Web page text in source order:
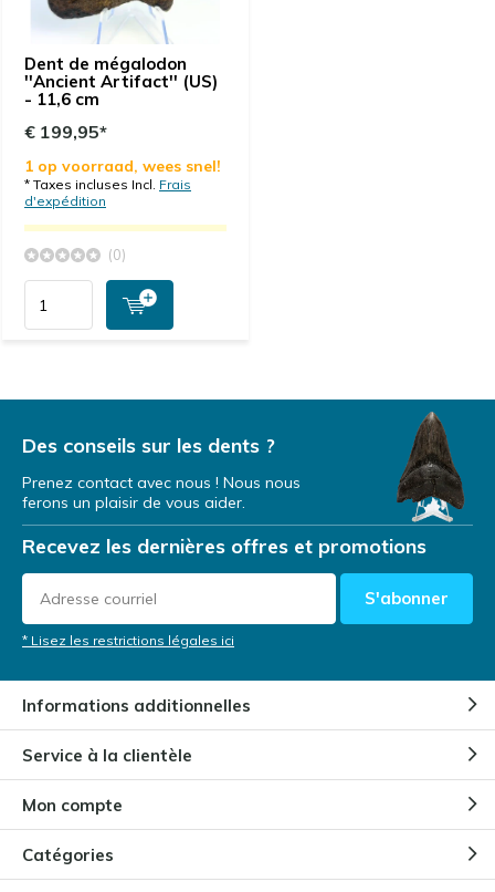
Dent de mégalodon
''Ancient Artifact'' (US)
- 11,6 cm
€ 199,95*
1 op voorraad, wees snel!
* Taxes incluses Incl. Frais
d'expédition
(0)
Des conseils sur les dents ?
Prenez contact avec nous ! Nous nous
ferons un plaisir de vous aider.
Recevez les dernières offres et promotions
S'abonner
* Lisez les restrictions légales ici
Informations additionnelles
Service à la clientèle
Mon compte
Catégories